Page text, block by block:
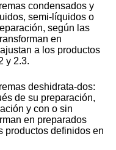
condensados y
semi-líquidos o
según las
en
a los productos
y 2.3.
deshidrata-dos:
de su preparación,
y con o sin
en preparados
productos definidos en